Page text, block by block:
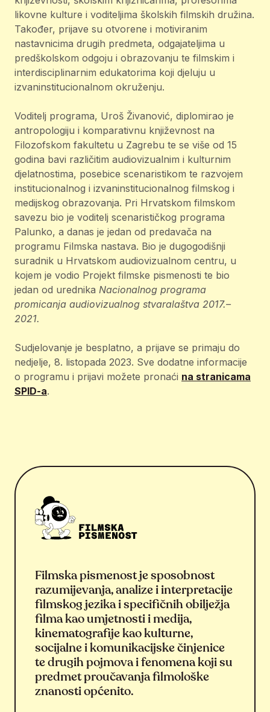
likovne kulture i voditeljima školskih filmskih družina.
Također, prijave su otvorene i motiviranim
nastavnicima drugih predmeta, odgajateljima u
predškolskom odgoju i obrazovanju te filmskim i
interdisciplinarnim edukatorima koji djeluju u
izvaninstitucionalnom okruženju.
Voditelj programa, Uroš Živanović, diplomirao je
antropologiju i komparativnu književnost na
Filozofskom fakultetu u Zagrebu te se više od 15
godina bavi različitim audiovizualnim i kulturnim
djelatnostima, posebice scenaristikom te razvojem
institucionalnog i izvaninstitucionalnog filmskog i
medijskog obrazovanja. Pri Hrvatskom filmskom
savezu bio je voditelj scenarističkog programa
Palunko, a danas je jedan od predavača na
programu Filmska nastava. Bio je dugogodišnji
suradnik u Hrvatskom audiovizualnom centru, u
kojem je vodio Projekt filmske pismenosti te bio
jedan od urednika Nacionalnog programa
promicanja audiovizualnog stvaralaštva 2017.–
2021.
Sudjelovanje je besplatno, a prijave se primaju do
nedjelje, 8. listopada 2023. Sve dodatne informacije
o programu i prijavi možete pronaći na stranicama
SPID-a.
Filmska pismenost je sposobnost
razumijevanja, analize i interpretacije
filmskog jezika i specifičnih obilježja
filma kao umjetnosti i medija,
kinematografije kao kulturne,
socijalne i komunikacijske činjenice
te drugih pojmova i fenomena koji su
predmet proučavanja filmološke
znanosti općenito.